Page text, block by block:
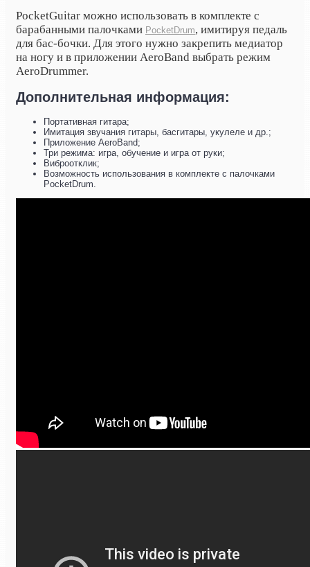
PocketGuitar можно использовать в комплекте с
барабанными палочками PocketDrum, имитируя педаль
для бас-бочки. Для этого нужно закрепить медиатор
на ногу и в приложении AeroBand выбрать режим
AeroDrummer.
Дополнительная информация:
Портативная гитара;
Имитация звучания гитары, басгитары, укулеле и др.;
Приложение AeroBand;
Три режима: игра, обучение и игра от руки;
Виброотклик;
Возможность использования в комплекте с палочками
PocketDrum.